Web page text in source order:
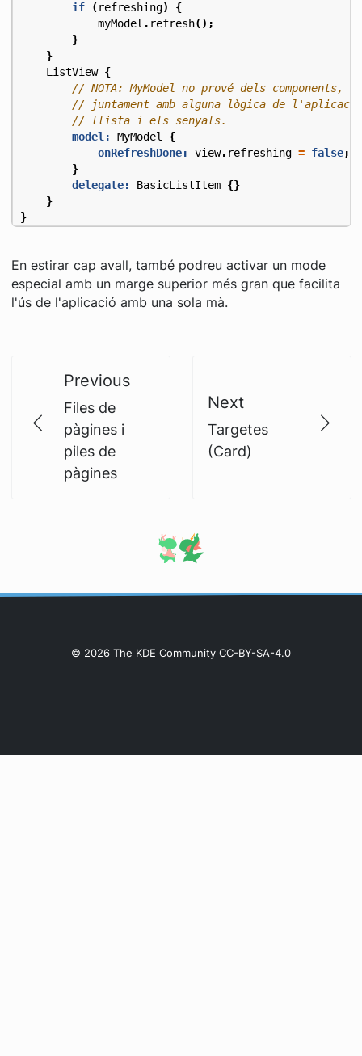
if
(refreshing)
{
myModel . refresh();
}
}
ListView {
model:
MyModel
{
onRefreshDone:
view. refreshing = false;
}
delegate:
BasicListItem {}
}
}
En estirar cap avall, també podreu activar un mode
especial amb un marge superior més gran que facilita
l'ús de l'aplicació amb una sola mà.
Previous
Files de
pàgines i
piles de
pàgines
Next
Targetes
(Card)
© 2026 The KDE Community CC-BY-SA-4.0